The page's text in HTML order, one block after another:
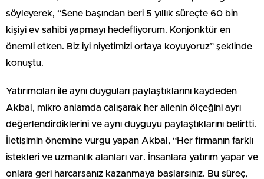
söyleyerek, “Sene başından beri 5 yıllık süreçte 60 bin
kişiyi ev sahibi yapmayı hedefliyorum. Konjonktür en
önemli etken. Biz iyi niyetimizi ortaya koyuyoruz” şeklinde
konuştu.
Yatırımcıları ile aynı duyguları paylaştıklarını kaydeden
Akbal, mikro anlamda çalışarak her ailenin ölçeğini ayrı
değerlendirdiklerini ve aynı duyguyu paylaştıklarını belirtti.
İletişimin önemine vurgu yapan Akbal, “Her firmanın farklı
istekleri ve uzmanlık alanları var. İnsanlara yatırım yapar ve
onlara geri harcarsanız kazanmaya başlarsınız. Bu süreç,